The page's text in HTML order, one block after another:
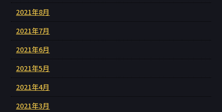
2021年8月
2021年7月
2021年6月
2021年5月
2021年4月
2021年3月